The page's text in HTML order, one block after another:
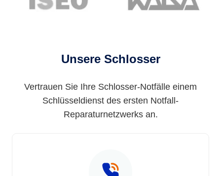
Unsere Schlosser
Vertrauen Sie Ihre Schlosser-Notfälle einem
Schlüsseldienst des ersten Notfall-
Reparaturnetzwerks an.